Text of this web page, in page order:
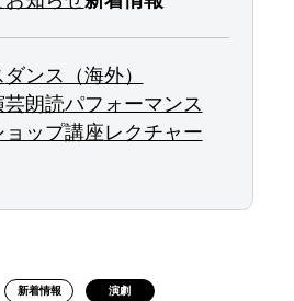
ダンス（海外）
芸朗読パフォーマンス
ョップ講座レクチャー
新着情報 演劇